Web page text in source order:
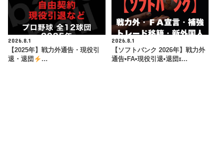
2026.8.1
【2025年】戦力外通告・現役引
退・退団
…
2026.8.1
【ソフトバンク 2026年】戦力外
通告•FA•現役引退•退団ɪ…